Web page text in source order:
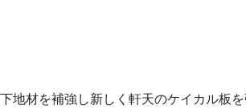
下地材を補強し新しく軒天のケイカル板を